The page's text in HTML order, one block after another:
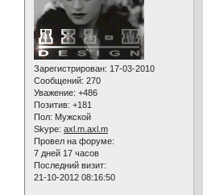
Зарегистрирован: 17-03-2010
Сообщений: 270
Уважение: +486
Позитив: +181
Пол: Мужской
Skype: axl.m.axl.m
Провел на форуме:
7 дней 17 часов
Последний визит:
21-10-2012 08:16:50